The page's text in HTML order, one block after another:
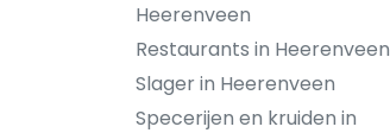
Heerenveen
Restaurants in Heerenveen
Slager in Heerenveen
Specerijen en kruiden in